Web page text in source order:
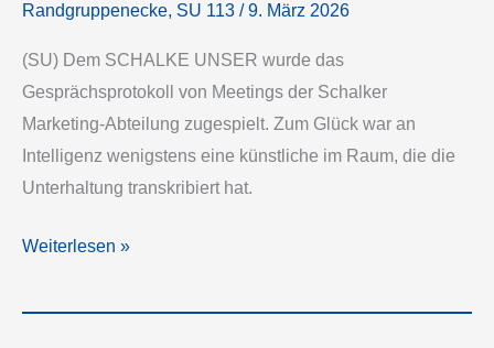
Randgruppenecke, SU 113 /9. März 2026
(SU) Dem SCHALKE UNSER wurde das
Gesprächsprotokoll von Meetings der Schalker
Marketing-Abteilung zugespielt. Zum Glück war an
Intelligenz wenigstens eine künstliche im Raum, die die
Unterhaltung transkribiert hat.
Mantra,
Weiterlesen »